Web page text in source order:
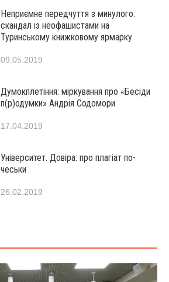
Неприємне передчуття з минулого:
скандал із неофашистами на
Туринському книжковому ярмарку
09.05.2019
Думокплетіння: міркування про «Бесіди
п(р)одумки» Андрія Содомори
17.04.2019
Університет. Довіра: про плагіат по-
чеськи
26.02.2019